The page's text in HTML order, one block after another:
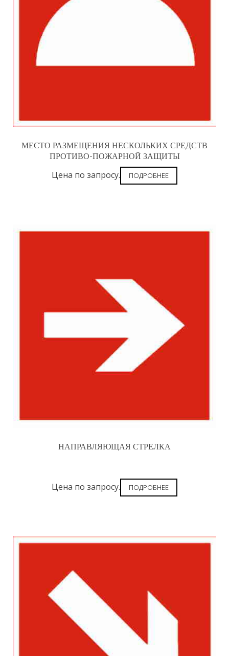
МЕСТО РАЗМЕЩЕНИЯ НЕСКОЛЬКИХ СРЕДСТВ
ПРОТИВО-ПОЖАРНОЙ ЗАЩИТЫ
Цена по запросу. ПОДРОБНЕЕ
НАПРАВЛЯЮЩАЯ СТРЕЛКА
Цена по запросу. ПОДРОБНЕЕ